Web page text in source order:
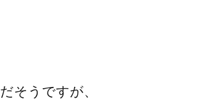
そうですが、